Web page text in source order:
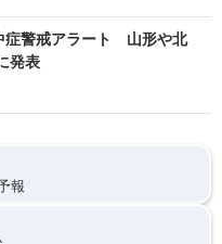
症警戒アラート 山形や北
発表
報